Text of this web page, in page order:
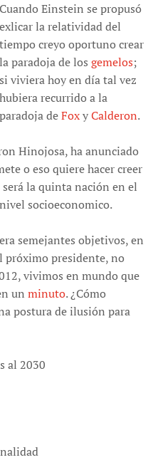
Cuando Einstein se propusó
exlicar la relatividad del
tiempo creyo oportuno crear
la paradoja de los gemelos;
si viviera hoy en día tal vez
hubiera recurrido a la
paradoja deFoxyCalderon.
Hinojosa, ha anunciado
o eso quiere hacer creer
la quinta nación en el
socioeconomico.
semejantes objetivos, en
próximo presidente, no
vivimos en mundo que
un minuto. ¿Cómo
postura de ilusión para
al 2030